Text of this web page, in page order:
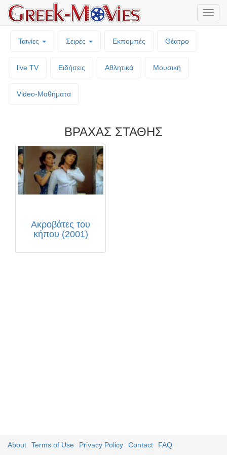
Ταινίες Σειρές Εκπομπές Θέατρο
live TV Ειδήσεις Αθλητικά Μουσική
Video-Mαθήματα
ΒΡΑΧΑΣ ΣΤΑΘΗΣ
Ακροβάτες του
κήπου (2001)
About Terms of Use Privacy Policy Contact FAQ